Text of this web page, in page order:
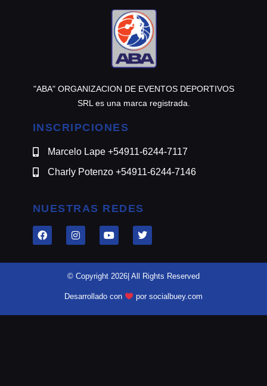
"ABA" ORGANIZACION DE EVENTOS DEPORTIVOS
SRL es una marca registrada.
INSCRIPCIONES
Marcelo Lape +54911-6244-7117
Charly Potenzo +54911-6244-7146
NUESTRAS REDES
© Copyright 2026| All Rights Reserved
Desarrollado con por socialbuey.com